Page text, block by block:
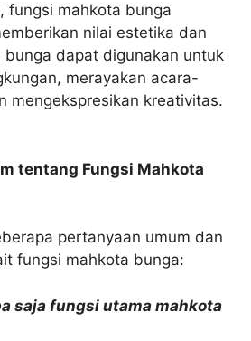
fungsi mahkota bunga
nilai estetika dan
dapat digunakan untuk
merayakan acara-
mengekspresikan kreativitas.
tentang Fungsi Mahkota
pertanyaan umum dan
fungsi mahkota bunga:
saja fungsi utama mahkota